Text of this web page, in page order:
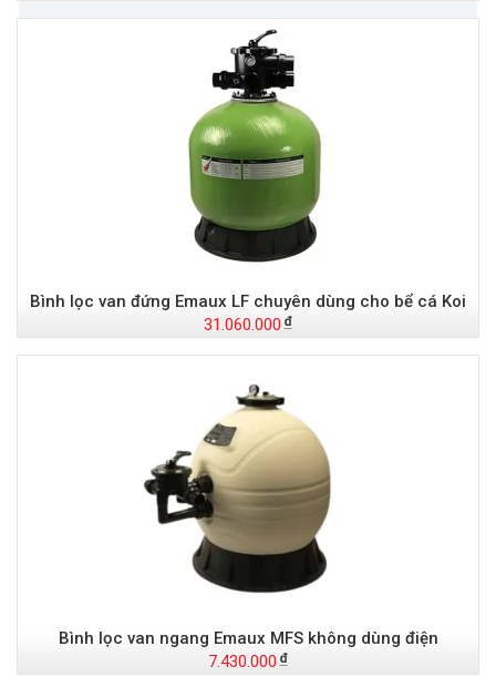
Bình lọc van đứng Emaux LF chuyên dùng cho bể cá Koi
31.060.000
Bình lọc van ngang Emaux MFS không dùng điện
7.430.000